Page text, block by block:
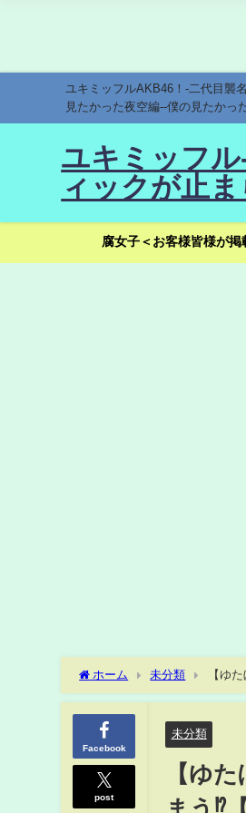
ユキミッフルAKB46！-二代目襲
見たかった夜空編--僕の見たかっ
ユキミッフ
ィックが止
腐女子＜お客様皆様が
ホーム 未分類 【ゆ
Facebook
post
未分類
【ゆ